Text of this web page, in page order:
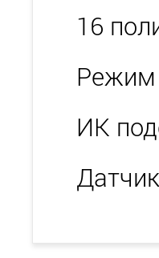
16
Режим
ИК